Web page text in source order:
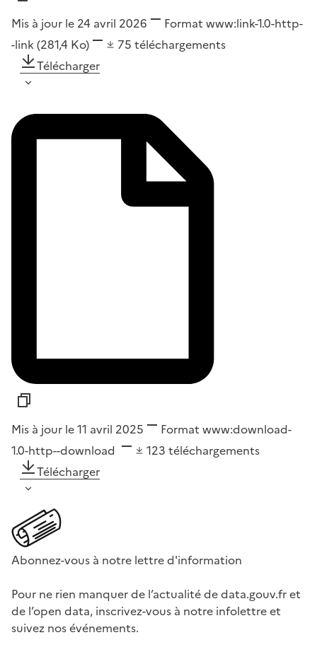
Mis à jour le 24 avril 2026 Format www:link-1.0-http-
-link (281,4 Ko) 75 téléchargements
Télécharger
Mis à jour le 11 avril 2025 Format www:download-
1.0-http--download
123 téléchargements
Télécharger
Abonnez-vous à notre lettre d'information
Pour ne rien manquer de l’actualité de data.gouv.fr et
de l’open data, inscrivez-vous à notre infolettre et
suivez nos événements.